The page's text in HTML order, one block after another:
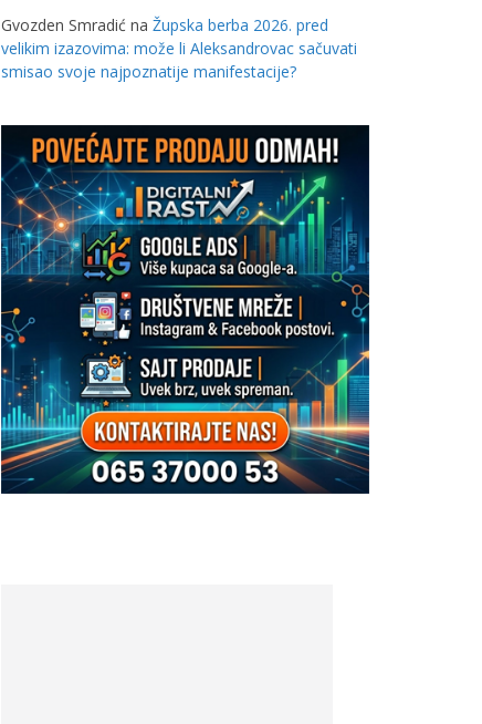
Gvozden Smradić na Župska berba 2026. pred
velikim izazovima: može li Aleksandrovac sačuvati
smisao svoje najpoznatije manifestacije?